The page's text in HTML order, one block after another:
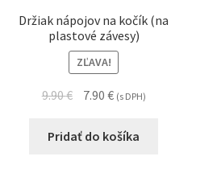
Držiak nápojov na kočík (na
plastové závesy)
ZĽAVA!
9.90€ 7.90 € (s DPH)
Pridať do košíka